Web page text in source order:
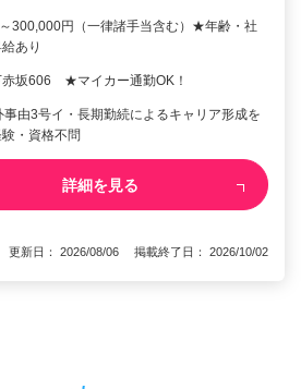
300,000円（一律諸手当含む）★年齢・社
あり
赤坂606 ★マイカー通勤OK！
由3号イ・長期勤続によるキャリア形成を
・資格不問
詳細を見る
更新日： 2026/08/06 掲載終了日： 2026/10/02